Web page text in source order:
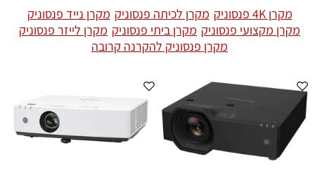
מקרן 4K פנסוניק מקרן לכיתה פנסוניק מקרן נייד פנסוניק
מקרן מקצועי פנסוניק מקרן ביתי פנסוניק מקרן לייזר פנסוניק
מקרן פנסוניק להקרנה קרובה